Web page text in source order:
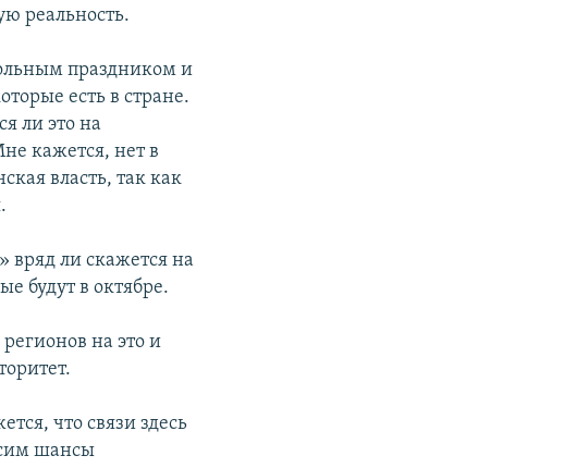
реальность.
праздником и
есть в стране.
ли это на
кажется, нет в
власть, так как
вряд ли скажется на
будут в октябре.
на это и
что связи здесь
шансы